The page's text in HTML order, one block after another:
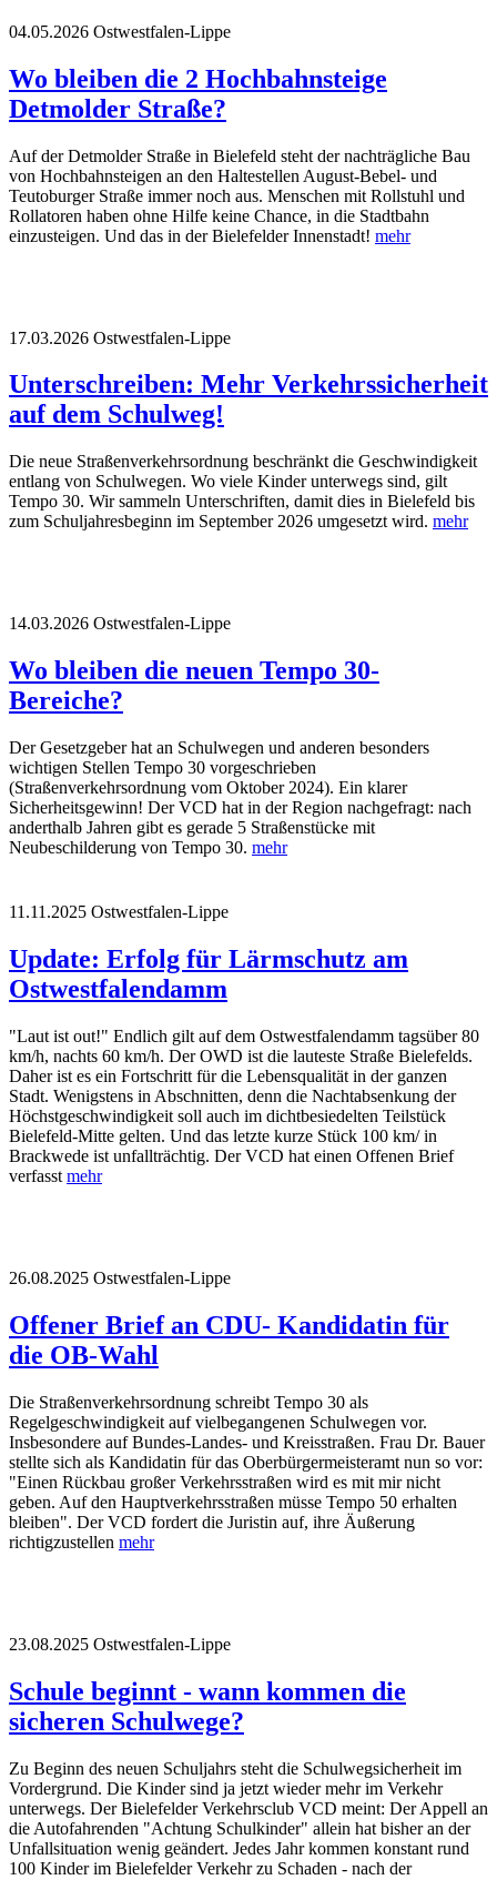
04.05.2026 Ostwestfalen-Lippe
Wo bleiben die 2 Hochbahnsteige
Detmolder Straße?
Auf der Detmolder Straße in Bielefeld steht der nachträgliche Bau
von Hochbahnsteigen an den Haltestellen August-Bebel- und
Teutoburger Straße immer noch aus. Menschen mit Rollstuhl und
Rollatoren haben ohne Hilfe keine Chance, in die Stadtbahn
einzusteigen. Und das in der Bielefelder Innenstadt! mehr
17.03.2026 Ostwestfalen-Lippe
Unterschreiben: Mehr Verkehrssicherheit
auf dem Schulweg!
Die neue Straßenverkehrsordnung beschränkt die Geschwindigkeit
entlang von Schulwegen. Wo viele Kinder unterwegs sind, gilt
Tempo 30. Wir sammeln Unterschriften, damit dies in Bielefeld bis
zum Schuljahresbeginn im September 2026 umgesetzt wird. mehr
14.03.2026 Ostwestfalen-Lippe
Wo bleiben die neuen Tempo 30-
Bereiche?
Der Gesetzgeber hat an Schulwegen und anderen besonders
wichtigen Stellen Tempo 30 vorgeschrieben
(Straßenverkehrsordnung vom Oktober 2024). Ein klarer
Sicherheitsgewinn! Der VCD hat in der Region nachgefragt: nach
anderthalb Jahren gibt es gerade 5 Straßenstücke mit
Neubeschilderung von Tempo 30. mehr
11.11.2025 Ostwestfalen-Lippe
Update: Erfolg für Lärmschutz am
Ostwestfalendamm
"Laut ist out!" Endlich gilt auf dem Ostwestfalendamm tagsüber 80
km/h, nachts 60 km/h. Der OWD ist die lauteste Straße Bielefelds.
Daher ist es ein Fortschritt für die Lebensqualität in der ganzen
Stadt. Wenigstens in Abschnitten, denn die Nachtabsenkung der
Höchstgeschwindigkeit soll auch im dichtbesiedelten Teilstück
Bielefeld-Mitte gelten. Und das letzte kurze Stück 100 km/ in
Brackwede ist unfallträchtig. Der VCD hat einen Offenen Brief
verfasst mehr
26.08.2025 Ostwestfalen-Lippe
Offener Brief an CDU- Kandidatin für
die OB-Wahl
Die Straßenverkehrsordnung schreibt Tempo 30 als
Regelgeschwindigkeit auf vielbegangenen Schulwegen vor.
Insbesondere auf Bundes-Landes- und Kreisstraßen. Frau Dr. Bauer
stellte sich als Kandidatin für das Oberbürgermeisteramt nun so vor:
"Einen Rückbau großer Verkehrsstraßen wird es mit mir nicht
geben. Auf den Hauptverkehrsstraßen müsse Tempo 50 erhalten
bleiben". Der VCD fordert die Juristin auf, ihre Äußerung
richtigzustellen mehr
23.08.2025 Ostwestfalen-Lippe
Schule beginnt - wann kommen die
sicheren Schulwege?
Zu Beginn des neuen Schuljahrs steht die Schulwegsicherheit im
Vordergrund. Die Kinder sind ja jetzt wieder mehr im Verkehr
unterwegs. Der Bielefelder Verkehrsclub VCD meint: Der Appell an
die Autofahrenden "Achtung Schulkinder" allein hat bisher an der
Unfallsituation wenig geändert. Jedes Jahr kommen konstant rund
100 Kinder im Bielefelder Verkehr zu Schaden - nach der